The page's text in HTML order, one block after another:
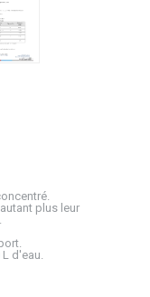
plus leur
d'eau.